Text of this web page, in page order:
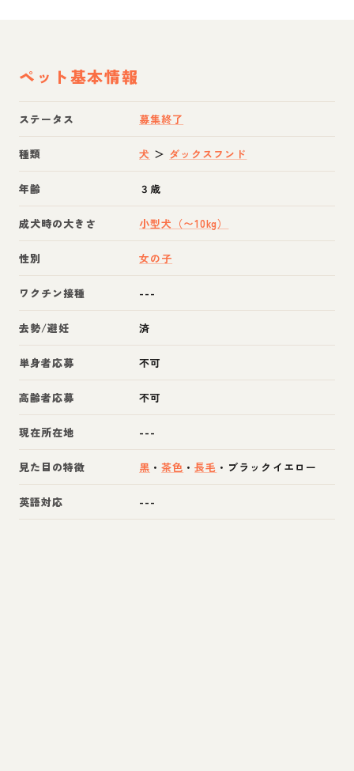
ペット基本情報
ステータス 募集終了
種類 犬 ＞ ダックスフンド
年齢 ３歳
成犬時の大きさ 小型犬（〜10kg）
性別 女の子
ワクチン接種 ---
去勢/避妊 済
単身者応募 不可
高齢者応募 不可
現在所在地 ---
見た目の特徴 黒 ・茶色 ・長毛 ・ ブラックイエロー
英語対応 ---